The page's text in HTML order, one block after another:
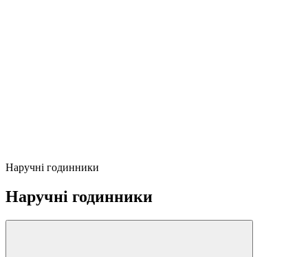
Наручні годинники
Наручні годинники